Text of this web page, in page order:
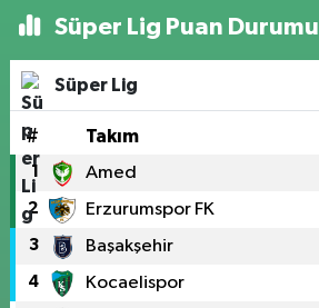
Süper Lig Puan Durumu
Süper Lig
# Takım
1 Amed
2 Erzurumspor FK
3 Başakşehir
4 Kocaelispor